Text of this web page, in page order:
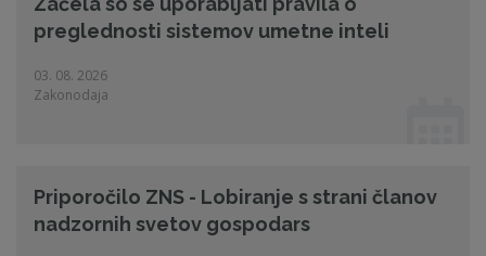
preglednosti sistemov umetne inteli
03. 08. 2026
Zakonodaja
Priporočilo ZNS - Lobiranje s strani članov
nadzornih svetov gospodars